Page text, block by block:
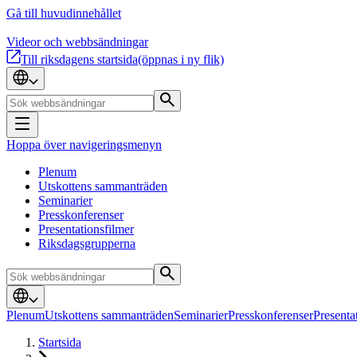
Gå till huvudinnehållet
Videor och webbsändningar
Till riksdagens startsida(öppnas i ny flik)
Hoppa över navigeringsmenyn
Plenum
Utskottens sammanträden
Seminarier
Presskonferenser
Presentationsfilmer
Riksdagsgrupperna
PlenumUtskottens sammanträdenSeminarierPresskonferenser
Startsida